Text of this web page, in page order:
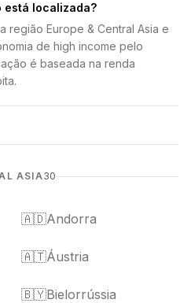
está localizada?
região Europe & Central Asia e
de high income pelo
é baseada na renda
ASIA30
🇦🇩Andorra
🇦🇹Áustria
🇧🇾Bielorrússia